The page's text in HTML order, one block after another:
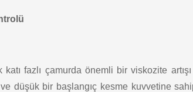
katı fazlı çamurda önemli bir viskozite
düşük bir başlangıç kesme kuvvetine